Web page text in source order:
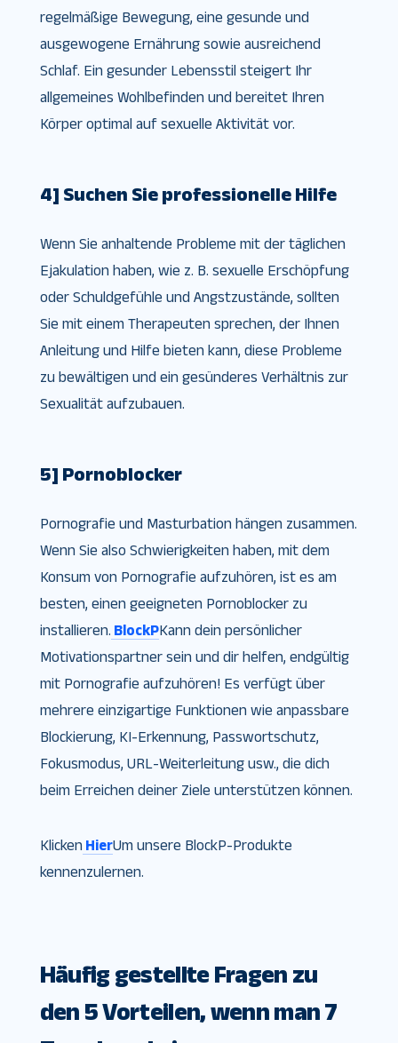
regelmäßige Bewegung, eine gesunde und
ausgewogene Ernährung sowie ausreichend
Schlaf. Ein gesunder Lebensstil steigert Ihr
allgemeines Wohlbefinden und bereitet Ihren
Körper optimal auf sexuelle Aktivität vor.
4] Suchen Sie professionelle Hilfe
Wenn Sie anhaltende Probleme mit der täglichen
Ejakulation haben, wie z. B. sexuelle Erschöpfung
oder Schuldgefühle und Angstzustände, sollten
Sie mit einem Therapeuten sprechen, der Ihnen
Anleitung und Hilfe bieten kann, diese Probleme
zu bewältigen und ein gesünderes Verhältnis zur
Sexualität aufzubauen.
5] Pornoblocker
Pornografie und Masturbation hängen zusammen.
Wenn Sie also Schwierigkeiten haben, mit dem
Konsum von Pornografie aufzuhören, ist es am
besten, einen geeigneten Pornoblocker zu
installieren. BlockPKann dein persönlicher
Motivationspartner sein und dir helfen, endgültig
mit Pornografie aufzuhören! Es verfügt über
mehrere einzigartige Funktionen wie anpassbare
Blockierung, KI-Erkennung, Passwortschutz,
Fokusmodus, URL-Weiterleitung usw., die dich
beim Erreichen deiner Ziele unterstützen können.
Klicken HierUm unsere BlockP-Produkte
kennenzulernen.
Häufig gestellte Fragen zu
den 5 Vorteilen, wenn man 7